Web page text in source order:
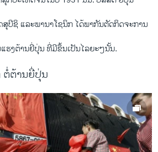
ສຸບີຊິ ແລະພານາໂຊນິກ ໄດ້ພາກັນຕັດກິດຈະການ
ຮງຕ້ານຍີ່ປຸ່ນ ທີ່ມີຂຶ້ນເປັນໄລຍະໆນັ້ນ.
ຕໍ່ຕ້ານຍີ່ປຸ່ນ